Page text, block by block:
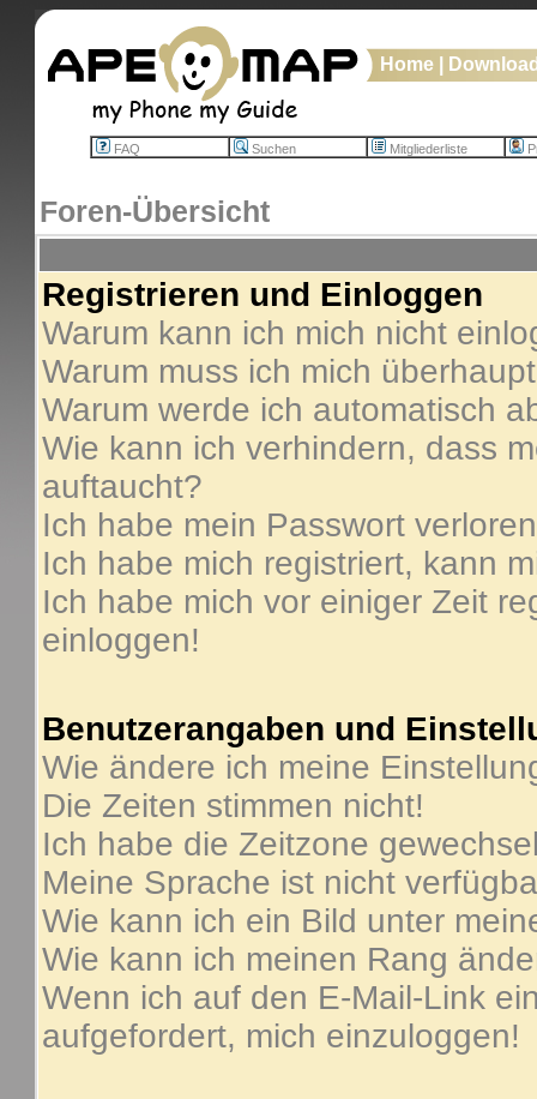
Home
FAQ Suchen Mitgliederliste
Foren-Übersicht
Registrieren und Einloggen
Warum kann ich mich nicht
Warum muss ich mich
Warum werde ich automatisch
Wie kann ich verhindern, dass
auftaucht?
Ich habe mein Passwort
Ich habe mich registriert, kann
Ich habe mich vor einiger Zeit
einloggen!
Benutzerangaben und
Wie ändere ich meine
Die Zeiten stimmen nicht!
Ich habe die Zeitzone
Meine Sprache ist nicht
Wie kann ich ein Bild unter
Wie kann ich meinen Rang
Wenn ich auf den E-Mail-Link
aufgefordert, mich einzuloggen!